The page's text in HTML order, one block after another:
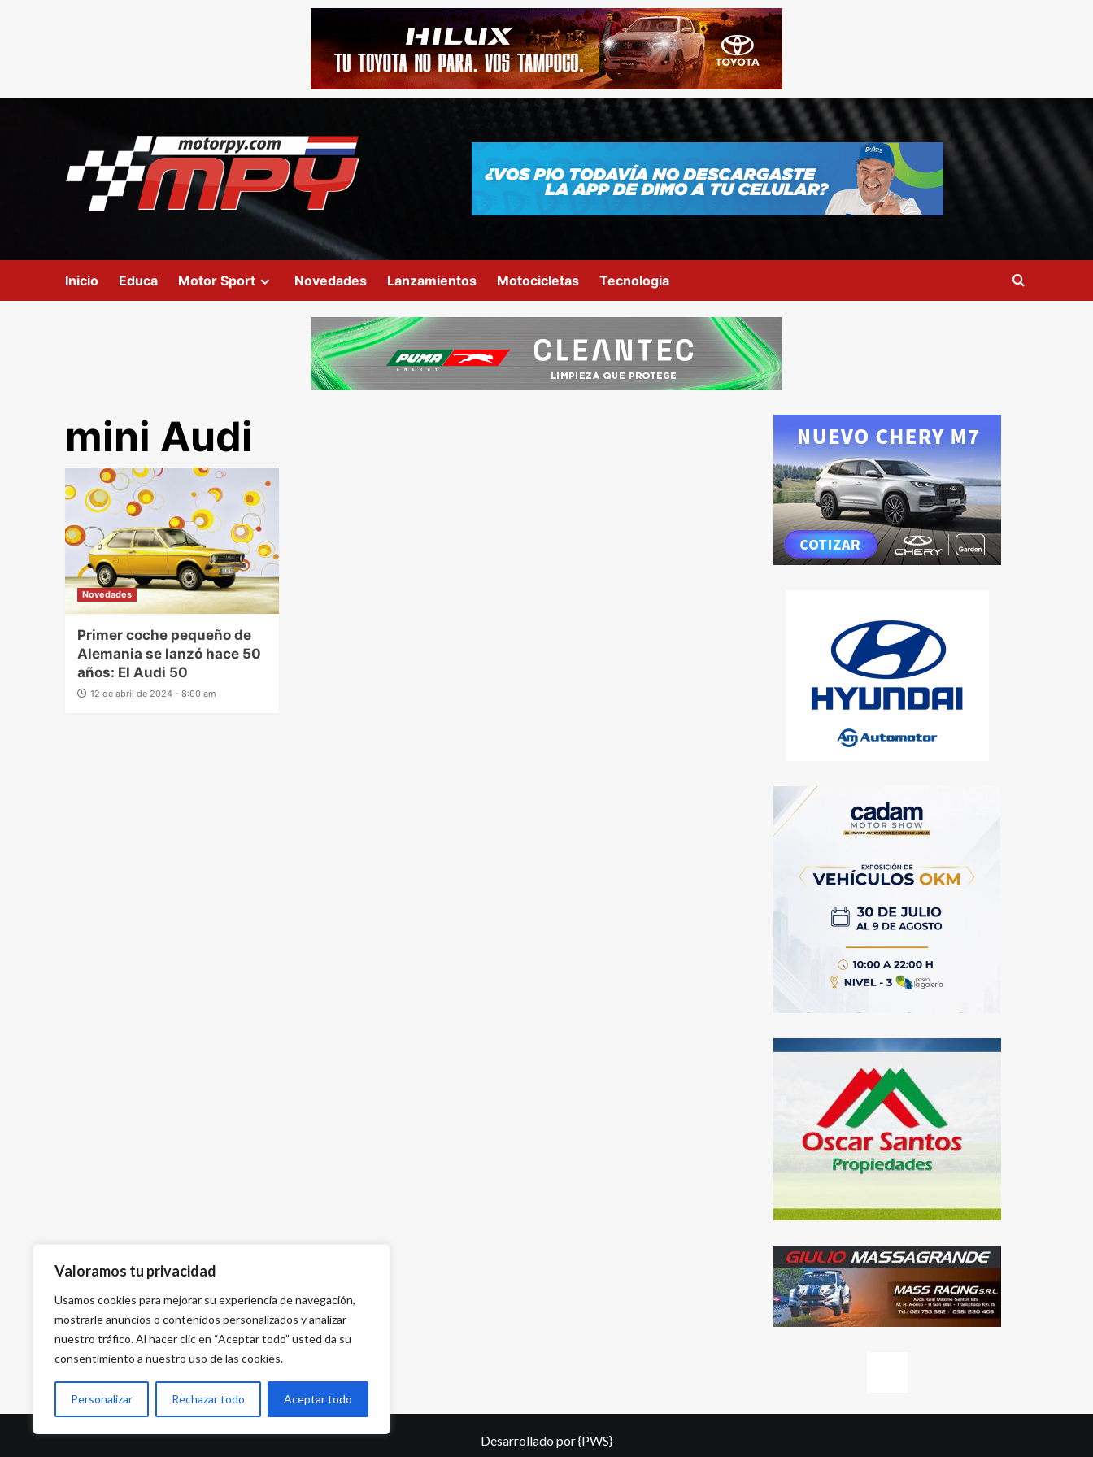
Valoramos tu privacidad
Usamos cookies para mejorar su experiencia de navegación,
mostrarle anuncios o contenidos personalizados y analizar
nuestro tráfico. Al hacer clic en “Aceptar todo” usted da su
consentimiento a nuestro uso de las cookies.
Personalizar Rechazar todo Aceptar todo
Inicio Educa Motor Sport Novedades Lanzamientos Motocicletas Tecnologia
mini Audi
Novedades
Primer coche pequeño de
Alemania se lanzó hace 50
años: El Audi 50
12 de abril de 2024 - 8:00 am
Desarrollado por{PWS}